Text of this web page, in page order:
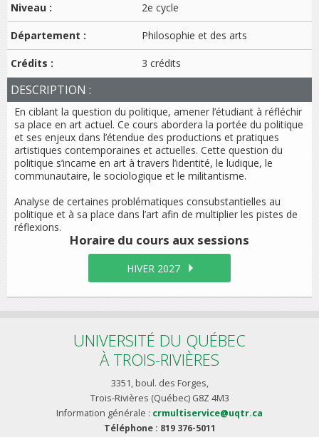
Niveau :
2e cycle
Département : Philosophie et des arts
Crédits : 3 crédits
DESCRIPTION :
En ciblant la question du politique, amener l’étudiant à réfléchir
sa place en art actuel. Ce cours abordera la portée du politique
et ses enjeux dans l’étendue des productions et pratiques
artistiques contemporaines et actuelles. Cette question du
politique s’incarne en art à travers l’identité, le ludique, le
communautaire, le sociologique et le militantisme.
Analyse de certaines problématiques consubstantielles au
politique et à sa place dans l’art afin de multiplier les pistes de
réflexions.
Horaire du cours aux sessions
HIVER 2027
UNIVERSITÉ DU QUÉBEC
À TROIS-RIVIÈRES
3351, boul. des Forges,
Trois-Rivières (Québec) G8Z 4M3
Information générale : crmultiservice@uqtr.ca
Téléphone : 819 376-5011